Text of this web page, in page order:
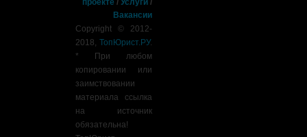
проекте /Услуги /
Вакансии
Copyright © 2012-
2018,ТопЮрист.РУ.
* При любом
копировании или
заимствовании
материала ссылка
на источник
обязательна!